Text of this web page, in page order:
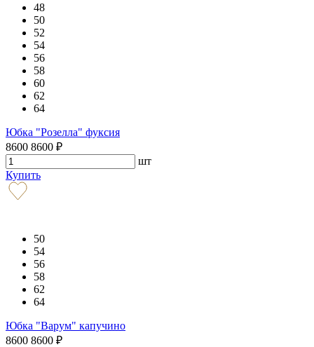
48
50
52
54
56
58
60
62
64
Юбка "Розелла" фуксия
8600 8600 ₽
шт
Купить
50
54
56
58
62
64
Юбка "Варум" капучино
8600 8600 ₽